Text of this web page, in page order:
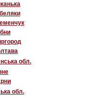
обл.
обл.